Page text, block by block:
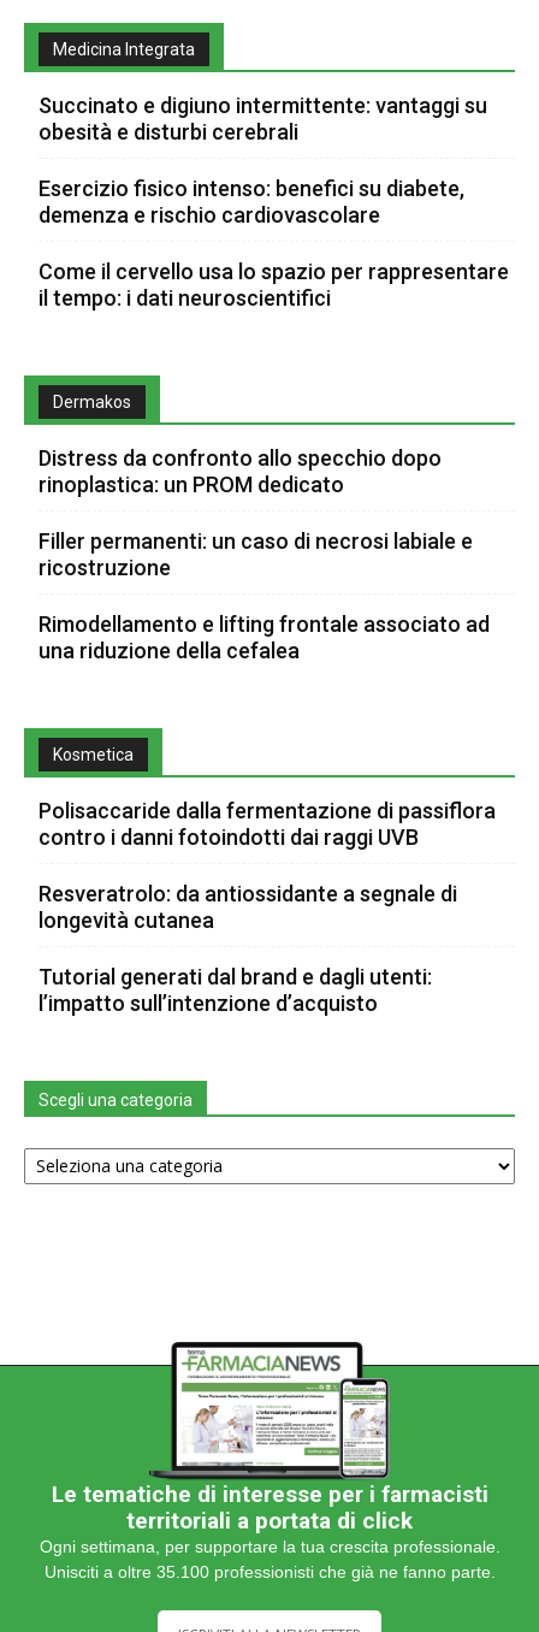
Medicina Integrata
Succinato e digiuno intermittente: vantaggi su
obesità e disturbi cerebrali
Esercizio fisico intenso: benefici su diabete,
demenza e rischio cardiovascolare
Come il cervello usa lo spazio per rappresentare
il tempo: i dati neuroscientifici
Dermakos
Distress da confronto allo specchio dopo
rinoplastica: un PROM dedicato
Filler permanenti: un caso di necrosi labiale e
ricostruzione
Rimodellamento e lifting frontale associato ad
una riduzione della cefalea
Kosmetica
Polisaccaride dalla fermentazione di passiflora
contro i danni fotoindotti dai raggi UVB
Resveratrolo: da antiossidante a segnale di
longevità cutanea
Tutorial generati dal brand e dagli utenti:
l’impatto sull’intenzione d’acquisto
Scegli una categoria
Scegli
una
Le tematiche di interesse per i farmacisti
territoriali a portata di click
Ogni settimana, per supportare la tua crescita professionale.
Unisciti a oltre 35.100 professionisti che già ne fanno parte.